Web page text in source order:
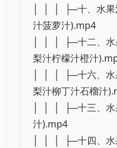
│ │ │ ├─十、水果
汁菠萝汁).mp4
│ │ │ ├─十二、水
梨汁柠檬汁橙汁
│ │ │ ├─十六、水
梨汁柳丁汁石榴汁
│ │ │ ├─十三、水
汁).mp4
│ │ │ ├─十四、水